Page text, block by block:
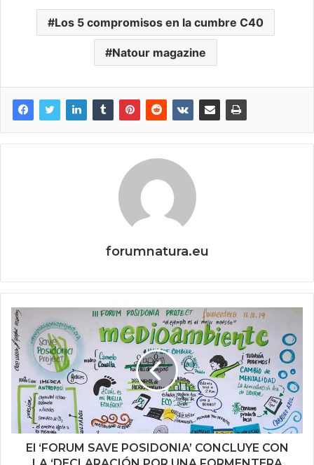
Los 5 compromisos en la cumbre C40
Natour magazine
forumnatura.eu
El ‘FORUM SAVE POSIDONIA’ CONCLUYE CON